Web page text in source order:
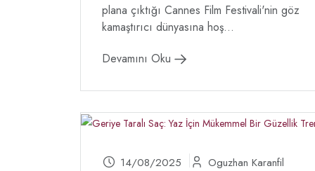
plana çıktığı Cannes Film Festivali'nin göz
kamaştırıcı dünyasına hoş...
Devamını Oku
14/08/2025 Oguzhan Karanfil